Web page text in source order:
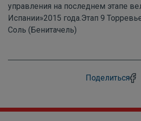
управления на последнем этапе
Испании»2015 года.Этап 9
Соль (Бенитачель)
Поделиться